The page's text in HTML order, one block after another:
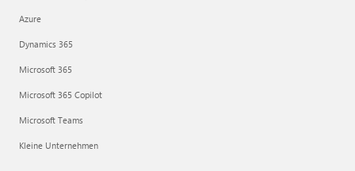
Azure
Dynamics 365
Microsoft 365
Microsoft 365 Copilot
Microsoft Teams
Kleine Unternehmen